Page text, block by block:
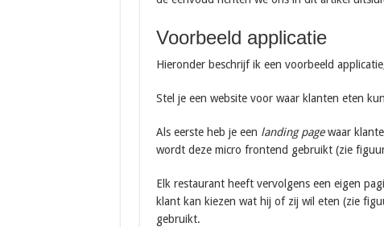
Voorbeeld applicatie
Hieronder beschrijf ik een voorbeeld
Stel je een website voor waar klanten eten
Als eerste heb je een landing pagewaar
wordt deze micro frontend gebruikt (zie
Elk restaurant heeft vervolgens een eigen
klant kan kiezen wat hij of zij wil eten (zie
gebruikt.